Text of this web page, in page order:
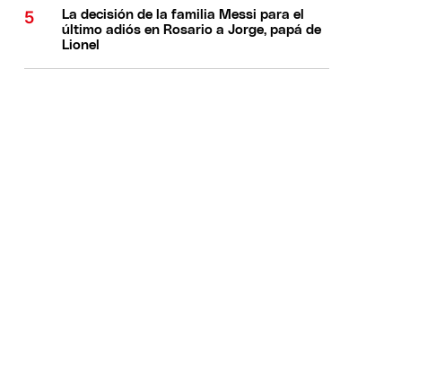
La decisión de la familia Messi para el
último adiós en Rosario a Jorge, papá de
Lionel